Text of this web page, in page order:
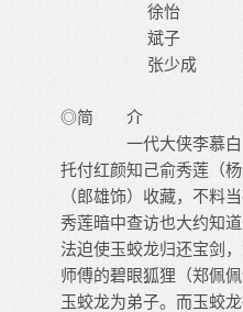
徐怡
斌子
张少成
◎简 介
一代大侠李慕白（
托付红颜知己俞秀莲（
（郎雄饰）收藏，不料
秀莲暗中查访也大约知
法迫使玉蛟龙归还宝剑
师傅的碧眼狐狸（郑佩
玉蛟龙为弟子。而玉蛟